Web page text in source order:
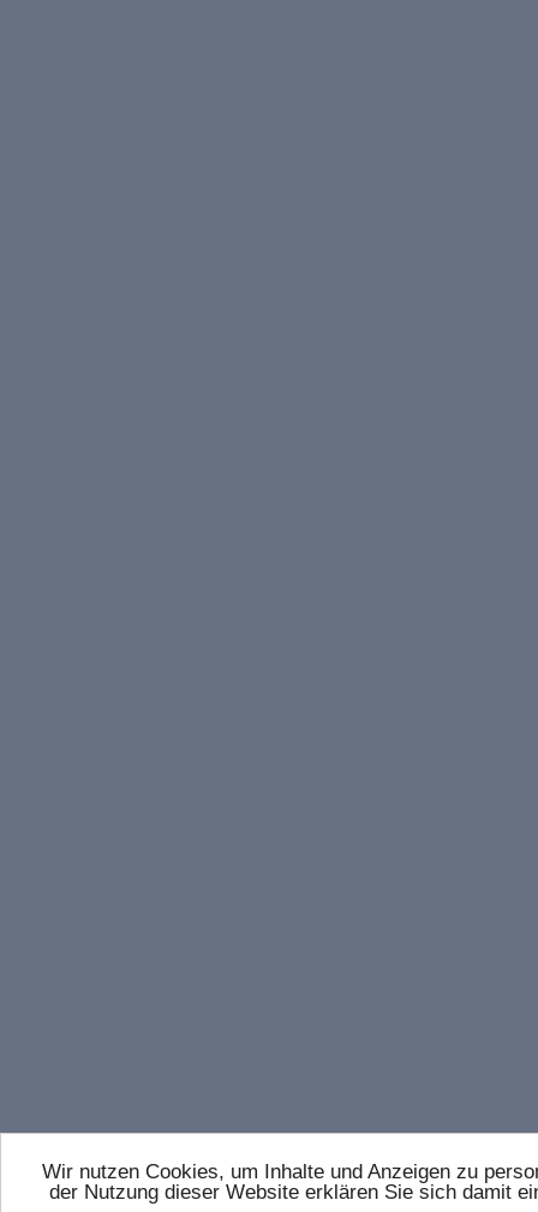
Wir nutzen Cookies, um Inhalte und Anzeigen zu
der Nutzung dieser Website erklären Sie sich damit